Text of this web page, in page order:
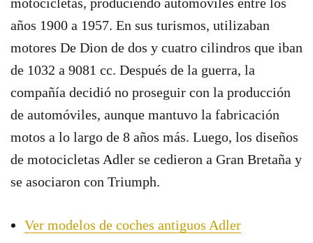
años 1900 a 1957. En sus turismos, utilizaban
motores De Dion de dos y cuatro cilindros que iban
de 1032 a 9081 cc. Después de la guerra, la
compañía decidió no proseguir con la producción
de automóviles, aunque mantuvo la fabricación
motos a lo largo de 8 años más. Luego, los diseños
de motocicletas Adler se cedieron a Gran Bretaña y
se asociaron con Triumph.
Ver modelos de coches antiguos Adler